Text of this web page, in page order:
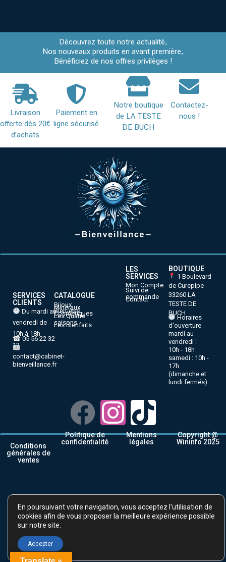
Découvrez toute notre actualité,
Nos nouveaux produits en avant première,
Bénéficiez de nos offres privilèges !
Livraison
offerte dès 20€
d’achats
Paiement en
ligne sécurisé
Notre boutique
de LA TESTE
DE BUCH
Contactez-
nous !
SERVICES
CLIENTS
Du mardi au
vendredi de
10h à 18h
☎ 05 56 22 32
12
contact@cabinet-
bienveillance.fr
CATALOGUE
Bijoux
Minéraux
Bien-être
Cosmétiques
Les Quatre
saisons
Les Bienfaits
LES
SERVICES
Mon Compte
Suivi de
commande
Contact
BOUTIQUE
1 Boulevard
de Curepipe
33260 LA
TESTE DE
BUCH
Horaires
d'ouverture
mardi au
vendredi :
10h - 18h
samedi : 10h -
17h
(dimanche et
lundi fermés)
Conditions
générales de
ventes
Politique de
confidentialité
Mentions
légales
Copyright @
Wininfo 2025
En poursuivant votre navigation, vous acceptez l'utilisation de
cookies afin de vous proposer la meilleure expérience possible
sur notre site.
Accepter